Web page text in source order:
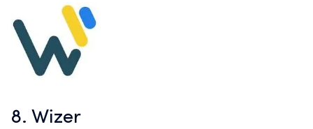
8. Wizer